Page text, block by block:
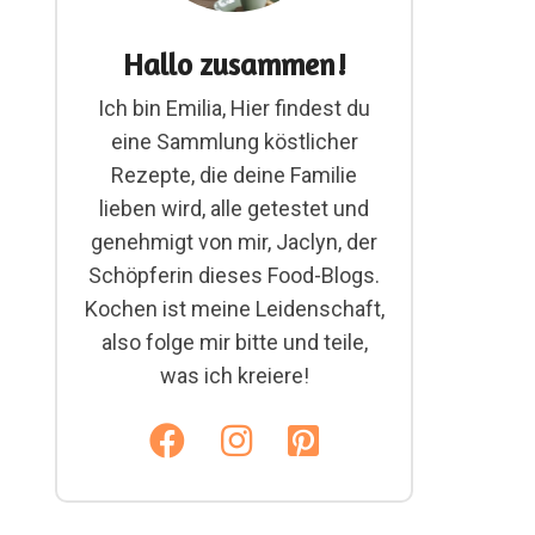
Hallo zusammen!
Ich bin Emilia, Hier findest du
eine Sammlung köstlicher
Rezepte, die deine Familie
lieben wird, alle getestet und
genehmigt von mir, Jaclyn, der
Schöpferin dieses Food-Blogs.
Kochen ist meine Leidenschaft,
also folge mir bitte und teile,
was ich kreiere!